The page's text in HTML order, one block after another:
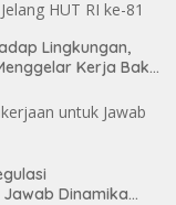
Lingkungan,
Kerja Bakti
Dinamika